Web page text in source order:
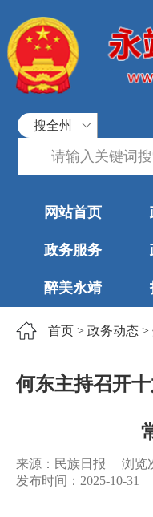
搜全州
网站首页
政务服务
醉美永靖
首页 > 政务动态 >
何东主持召开
来源：民族日报 浏览
发布时间：2025-10-31